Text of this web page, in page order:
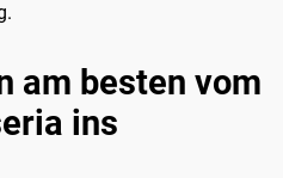
am besten vom
ins